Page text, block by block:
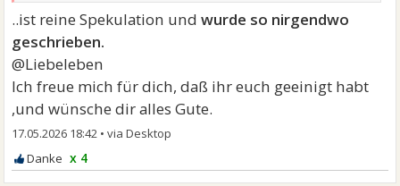
..ist reine Spekulation und wurde so nirgendwo
geschrieben.
@Liebeleben
Ich freue mich für dich, daß ihr euch geeinigt habt
,und wünsche dir alles Gute.
17.05.2026 18:42 •
x 4